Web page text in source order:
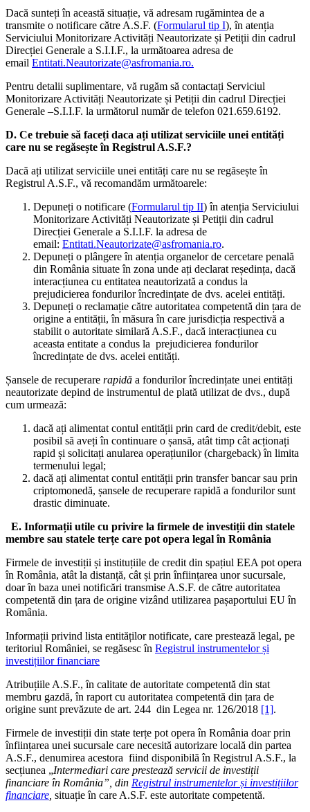
Dacă sunteți în această situație, vă adresam rugămintea de a
transmite o notificare către A.S.F. (Formularul tip I), în atenția
Serviciului Monitorizare Activități Neautorizate și Petiții din cadrul
Direcției Generale a S.I.I.F., la următoarea adresa de
email Entitati.Neautorizate@asfromania.ro.
Pentru detalii suplimentare, vă rugăm să contactați Serviciul
Monitorizare Activități Neautorizate și Petiții din cadrul Direcției
Generale –S.I.I.F. la următorul număr de telefon 021.659.6192.
D. Ce trebuie să faceți daca ați utilizat serviciile unei entități
care nu se regăsește în Registrul A.S.F.?
Dacă ați utilizat serviciile unei entități care nu se regăsește în
Registrul A.S.F., vă recomandăm următoarele:
Depuneți o notificare (Formularul tip II) în atenția Serviciului
Monitorizare Activități Neautorizate și Petiții din cadrul
Direcției Generale a S.I.I.F. la adresa de
email: Entitati.Neautorizate@asfromania.ro.
Depuneți o plângere în atenția organelor de cercetare penală
din România situate în zona unde ați declarat reședința, dacă
interacțiunea cu entitatea neautorizată a condus la
prejudicierea fondurilor încredințate de dvs. acelei entități.
Depuneți o reclamație către autoritatea competentă din țara de
origine a entității, în măsura în care jurisdicția respectivă a
stabilit o autoritate similară A.S.F., dacă interacțiunea cu
aceasta entitate a condus la prejudicierea fondurilor
încredințate de dvs. acelei entități.
Șansele de recuperare rapidă a fondurilor încredințate unei entități
neautorizate depind de instrumentul de plată utilizat de dvs., după
cum urmează:
dacă ați alimentat contul entității prin card de credit/debit, este
posibil să aveți în continuare o șansă, atât timp cât acționați
rapid și solicitați anularea operațiunilor (chargeback) în limita
termenului legal;
dacă ați alimentat contul entității prin transfer bancar sau prin
criptomonedă, șansele de recuperare rapidă a fondurilor sunt
drastic diminuate.
E. Informații utile cu privire la firmele de investiții din statele
membre sau statele terțe care pot opera legal în România
Firmele de investiții și instituțiile de credit din spațiul EEA pot opera
în România, atât la distanță, cât și prin înființarea unor sucursale,
doar în baza unei notificări transmise A.S.F. de către autoritatea
competentă din țara de origine vizând utilizarea pașaportului EU în
România.
Informații privind lista entităților notificate, care prestează legal, pe
teritoriul României, se regăsesc în Registrul instrumentelor și
investițiilor financiare
Atribuțiile A.S.F., în calitate de autoritate competentă din stat
membru gazdă, în raport cu autoritatea competentă din țara de
origine sunt prevăzute de art. 244 din Legea nr. 126/2018 [1].
Firmele de investiții din state terțe pot opera în România doar prin
înființarea unei sucursale care necesită autorizare locală din partea
A.S.F., denumirea acestora fiind disponibilă în Registrul A.S.F., la
secțiunea „Intermediari care prestează servicii de investiții
financiare în România”, din Registrul instrumentelor și investițiilor
financiare, situație în care A.S.F. este autoritate competentă.